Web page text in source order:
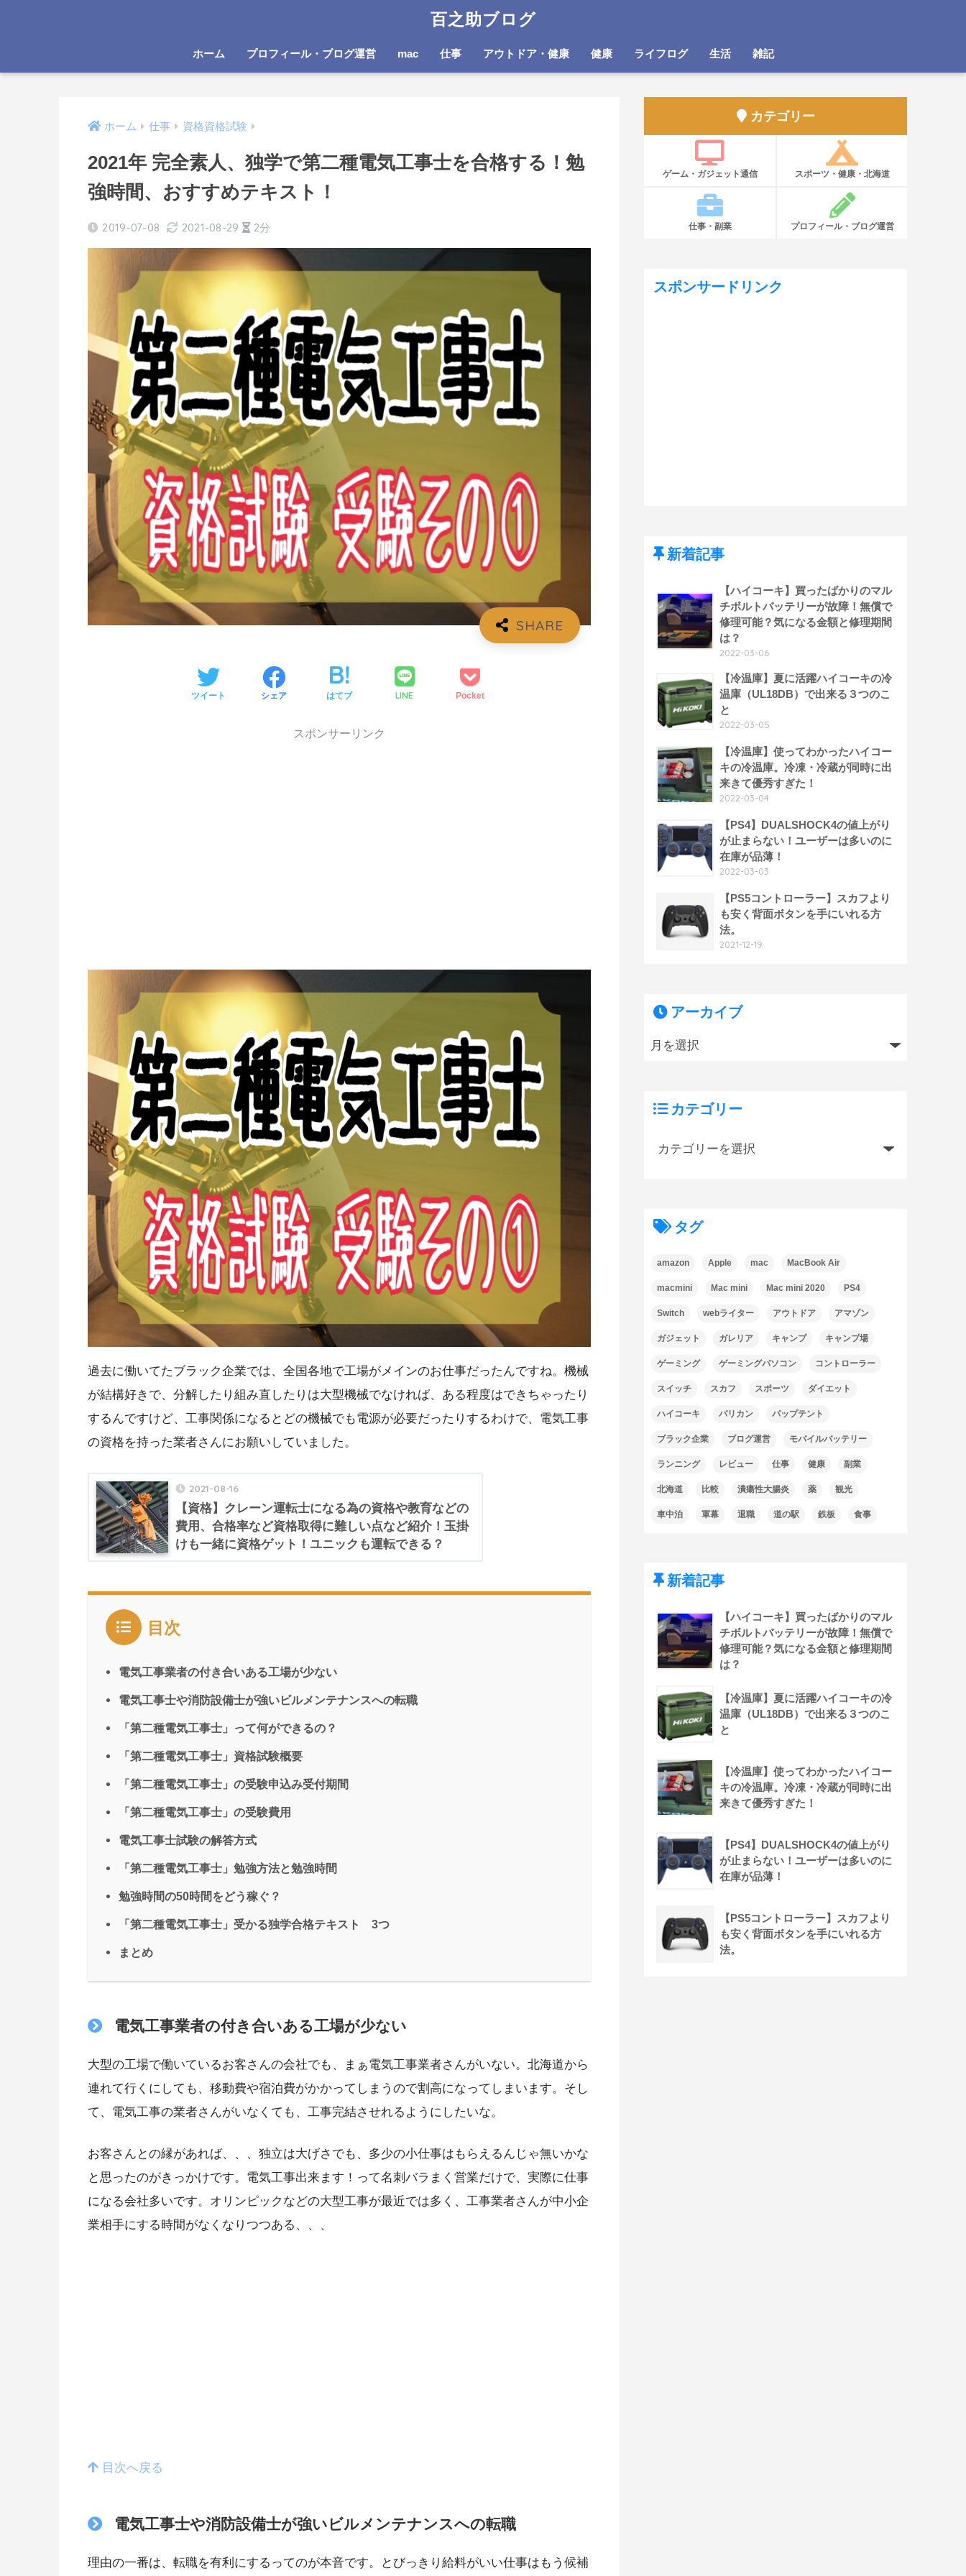
百之助ブログ
ホーム プロフィール・ブログ運営 mac 仕事 アウトドア・健康 健康 ライフログ 生活 雑記
ホーム 仕事 資格資格試験
2021年 完全素人、独学で第二種電気工事士を合格する！勉
強時間、おすすめテキスト！
2019-07-08 2021-08-29 2分
ツイート シェア はてブ LINE Pocket
スポンサーリンク
過去に働いてたブラック企業では、全国各地で工場がメインのお仕事だったんですね。機械
が結構好きで、分解したり組み直したりは大型機械でなければ、ある程度はできちゃったり
するんですけど、工事関係になるとどの機械でも電源が必要だったりするわけで、電気工事
の資格を持った業者さんにお願いしていました。
2021-08-16
【資格】クレーン運転士になる為の資格や教育などの
費用、合格率など資格取得に難しい点など紹介！玉掛
けも一緒に資格ゲット！ユニックも運転できる？
目次
電気工事業者の付き合いある工場が少ない
電気工事士や消防設備士が強いビルメンテナンスへの転職
「第二種電気工事士」って何ができるの？
「第二種電気工事士」資格試験概要
「第二種電気工事士」の受験申込み受付期間
「第二種電気工事士」の受験費用
電気工事士試験の解答方式
「第二種電気工事士」勉強方法と勉強時間
勉強時間の50時間をどう稼ぐ？
「第二種電気工事士」受かる独学合格テキスト 3つ
まとめ
電気工事業者の付き合いある工場が少ない
大型の工場で働いているお客さんの会社でも、まぁ電気工事業者さんがいない。北海道から
連れて行くにしても、移動費や宿泊費がかかってしまうので割高になってしまいます。そし
て、電気工事の業者さんがいなくても、工事完結させれるようにしたいな。
お客さんとの縁があれば、、、独立は大げさでも、多少の小仕事はもらえるんじゃ無いかな
と思ったのがきっかけです。電気工事出来ます！って名刺バラまく営業だけで、実際に仕事
になる会社多いです。オリンピックなどの大型工事が最近では多く、工事業者さんが中小企
業相手にする時間がなくなりつつある、、、
目次へ戻る
電気工事士や消防設備士が強いビルメンテナンスへの転職
理由の一番は、転職を有利にするってのが本音です。とびっきり給料がいい仕事はもう候補
カテゴリー
ゲーム・ガジェット通信 スポーツ・健康・北海道
仕事・副業 プロフィール・ブログ運営
スポンサードリンク
新着記事
【ハイコーキ】買ったばかりのマル
チボルトバッテリーが故障！無償で
修理可能？気になる金額と修理期間
は？
2022-03-06
【冷温庫】夏に活躍ハイコーキの冷
温庫（UL18DB）で出来る３つのこ
と
2022-03-05
【冷温庫】使ってわかったハイコー
キの冷温庫。冷凍・冷蔵が同時に出
来きて優秀すぎた！
2022-03-04
【PS4】DUALSHOCK4の値上がり
が止まらない！ユーザーは多いのに
在庫が品薄！
2022-03-03
【PS5コントローラー】スカフより
も安く背面ボタンを手にいれる方
法。
2021-12-19
アーカイブ
カテゴリー
タグ
amazon Apple mac MacBook Air
macmini Mac mini Mac mini 2020 PS4
Switch webライター アウトドア アマゾン
ガジェット ガレリア キャンプ キャンプ場
ゲーミング ゲーミングパソコン コントローラー
スイッチ スカフ スポーツ ダイエット
ハイコーキ バリカン パップテント
ブラック企業 ブログ運営 モバイルバッテリー
ランニング レビュー 仕事 健康 副業
北海道 比較 潰瘍性大腸炎 薬 観光
車中泊 軍幕 退職 道の駅 鉄板 食事
新着記事
【ハイコーキ】買ったばかりのマル
チボルトバッテリーが故障！無償で
修理可能？気になる金額と修理期間
は？
【冷温庫】夏に活躍ハイコーキの冷
温庫（UL18DB）で出来る３つのこ
と
【冷温庫】使ってわかったハイコー
キの冷温庫。冷凍・冷蔵が同時に出
来きて優秀すぎた！
【PS4】DUALSHOCK4の値上がり
が止まらない！ユーザーは多いのに
在庫が品薄！
【PS5コントローラー】スカフより
も安く背面ボタンを手にいれる方
法。